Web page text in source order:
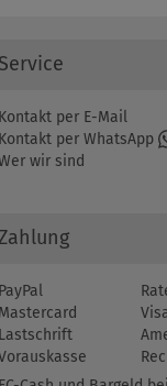
Service
Kontakt per E-Mail
Kontakt per WhatsApp
wir sind
PayPal
Mastercard
Lastschrift